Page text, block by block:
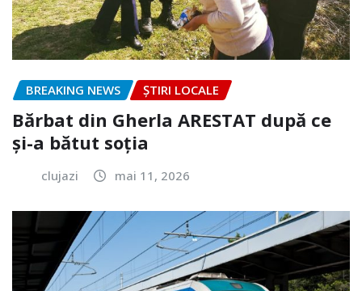
BREAKING NEWS ȘTIRI LOCALE
Bărbat din Gherla ARESTAT după ce
și-a bătut soția
clujazi mai 11, 2026